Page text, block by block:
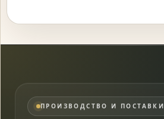
ПРОИЗВОДСТВО И ПОСТАВКИ